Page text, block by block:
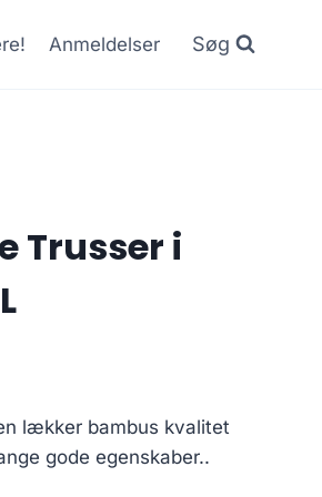
Anmeldelser Søg
Trusser i
lækker bambus kvalitet
gode egenskaber..